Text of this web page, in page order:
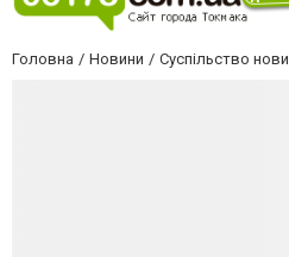
Головна Новини Суспільство